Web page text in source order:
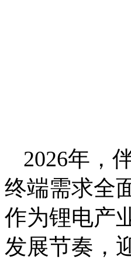
2026年，
终端需求全
作为锂电产
发展节奏，